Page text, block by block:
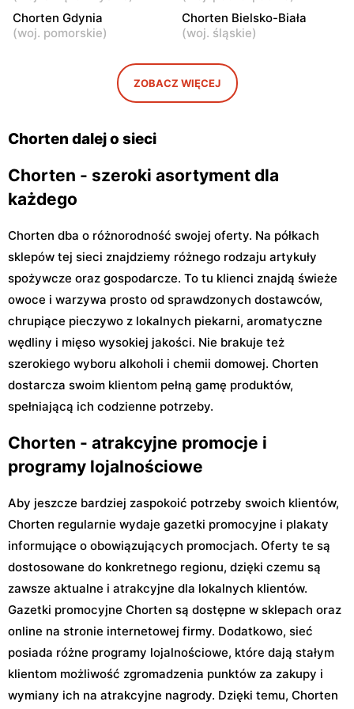
18/1a
15c
Warszawa, ul. Gwiaździsta
Warszawa, ul. Radiowa 18
Warszawa, ul. Władysława
Tatarkiewicza 10a
Chorten Gdynia
(woj. pomorskie)
Chorten Bielsko-Biała
(woj. śląskie)
ZOBACZ WIĘCEJ
Chorten dalej o sieci
Chorten - szeroki asortyment dla
każdego
Chorten dba o różnorodność swojej oferty. Na półkach
sklepów tej sieci znajdziemy różnego rodzaju artykuły
spożywcze oraz gospodarcze. To tu klienci znajdą świeże
owoce i warzywa prosto od sprawdzonych dostawców,
chrupiące pieczywo z lokalnych piekarni, aromatyczne
wędliny i mięso wysokiej jakości. Nie brakuje też
szerokiego wyboru alkoholi i chemii domowej. Chorten
dostarcza swoim klientom pełną gamę produktów,
spełniającą ich codzienne potrzeby.
Chorten - atrakcyjne promocje i
programy lojalnościowe
Aby jeszcze bardziej zaspokoić potrzeby swoich klientów,
Chorten regularnie wydaje gazetki promocyjne i plakaty
informujące o obowiązujących promocjach. Oferty te są
dostosowane do konkretnego regionu, dzięki czemu są
zawsze aktualne i atrakcyjne dla lokalnych klientów.
Gazetki promocyjne Chorten są dostępne w sklepach oraz
online na stronie internetowej firmy. Dodatkowo, sieć
posiada różne programy lojalnościowe, które dają stałym
klientom możliwość zgromadzenia punktów za zakupy i
wymiany ich na atrakcyjne nagrody. Dzięki temu, Chorten